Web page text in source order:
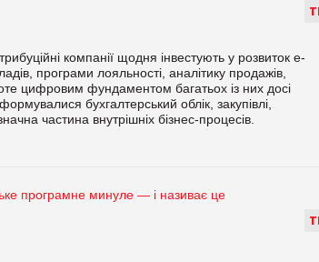
Т
компанії щодня інвестують у розвиток e-
програми лояльності, аналітику продажів,
цифровим фундаментом багатьох із них досі
бухгалтерський облік, закупівлі,
частина внутрішніх бізнес-процесів.
Т
програмне минуле — і називає це